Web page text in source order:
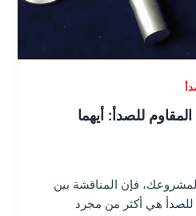
المقاوم للصدأ: أيهما
لمشروعك، فإن المناقشة بين
للصدأ هي أكثر من مجرد